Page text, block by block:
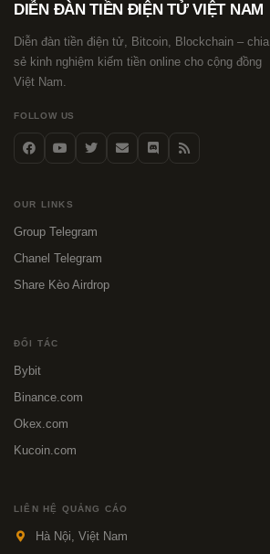
DIỄN ĐÀN TIỀN ĐIỆN TỬ VIỆT NAM
Diễn đàn tiền điện tử, Bitcoin, Blockchain – chia
sẻ kinh nghiệm kiếm tiền online cho cộng đồng
Việt Nam.
FOLLOW US
OUR LINKS
Group Telegram
Chanel Telegram
Share Kèo Airdrop
ĐỐI TÁC
Bybit
Binance.com
Okex.com
Kucoin.com
LIÊN HỆ QUẢNG CÁO
Hà Nội, Việt Nam